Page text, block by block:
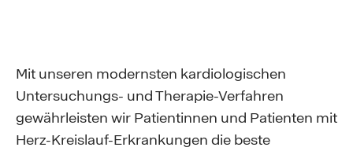
Mit unseren modernsten kardiologischen
Untersuchungs- und Therapie-Verfahren
gewährleisten wir Patientinnen und Patienten mit
Herz-Kreislauf-Erkrankungen die beste